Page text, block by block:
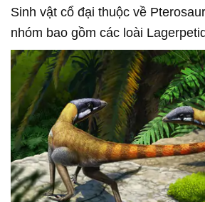
Sinh vật cổ đại thuộc về
nhóm bao gồm các loài